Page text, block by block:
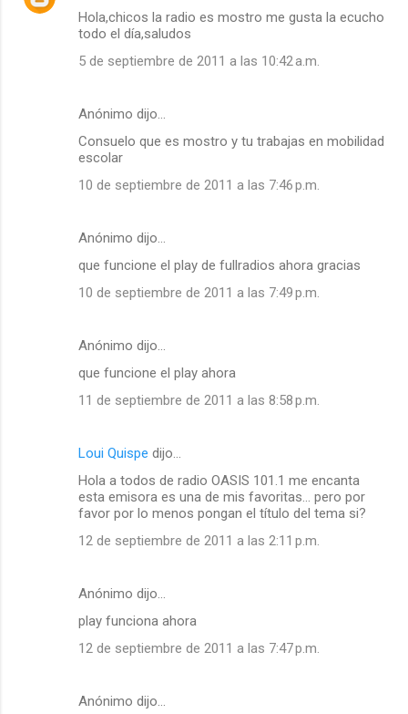
Hola,chicos la radio es mostro me gusta la ecucho
todo el día,saludos
5 de septiembre de 2011 a las 10:42 a.m.
Anónimo dijo…
Consuelo que es mostro y tu trabajas en mobilidad
escolar
10 de septiembre de 2011 a las 7:46 p.m.
Anónimo dijo…
que funcione el play de fullradios ahora gracias
10 de septiembre de 2011 a las 7:49 p.m.
Anónimo dijo…
que funcione el play ahora
11 de septiembre de 2011 a las 8:58 p.m.
Loui Quispe dijo…
Hola a todos de radio OASIS 101.1 me encanta
esta emisora es una de mis favoritas... pero por
favor por lo menos pongan el título del tema si?
12 de septiembre de 2011 a las 2:11 p.m.
Anónimo dijo…
play funciona ahora
12 de septiembre de 2011 a las 7:47 p.m.
Anónimo dijo…